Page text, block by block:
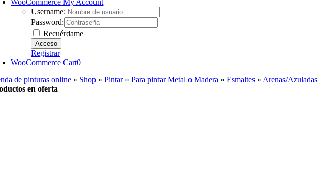
WooCommerce My Account
Username:
Password:
Recuérdame
Registrar
WooCommerce Cart0
de pinturas online » Shop »Pintar»Para pintar Metal o Madera »Esmaltes » Arenas/Azuladas
en oferta